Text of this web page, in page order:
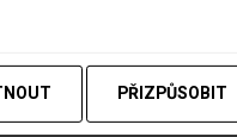
PŘIZPŮSOBIT